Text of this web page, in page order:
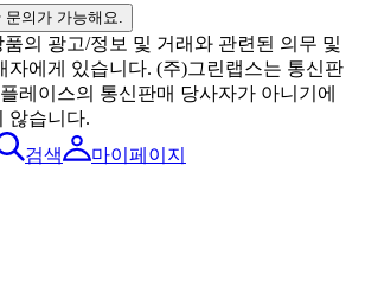
의가 가능해요.
의 광고/정보 및 거래와 관련된 의무 및
자에게 있습니다. (주)그린랩스는 통신판
레이스의 통신판매 당사자가 아니기에
않습니다.
검색 마이페이지